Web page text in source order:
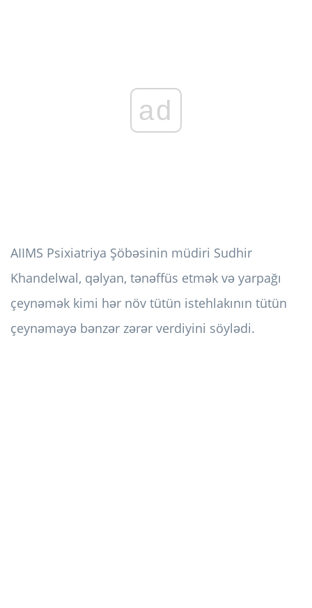
ad
AIIMS Psixiatriya Şöbəsinin müdiri Sudhir
Khandelwal, qəlyan, tənəffüs etmək və yarpağı
çeynəmək kimi hər növ tütün istehlakının tütün
çeynəməyə bənzər zərər verdiyini söylədi.